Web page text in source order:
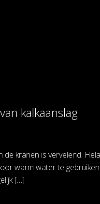
kalkaanslag
kranen is vervelend.
warm water te
[…]